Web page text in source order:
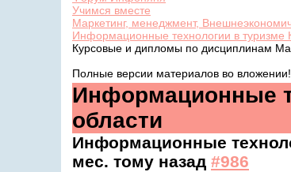
Учимся вместе
Маркетинг, менеджмент,
Информационные технологии в туризме
Курсовые и дипломы по дисциплинам
Полные версии материалов во вложении!
Информационные
области
Информационные
мес. тому назад #986